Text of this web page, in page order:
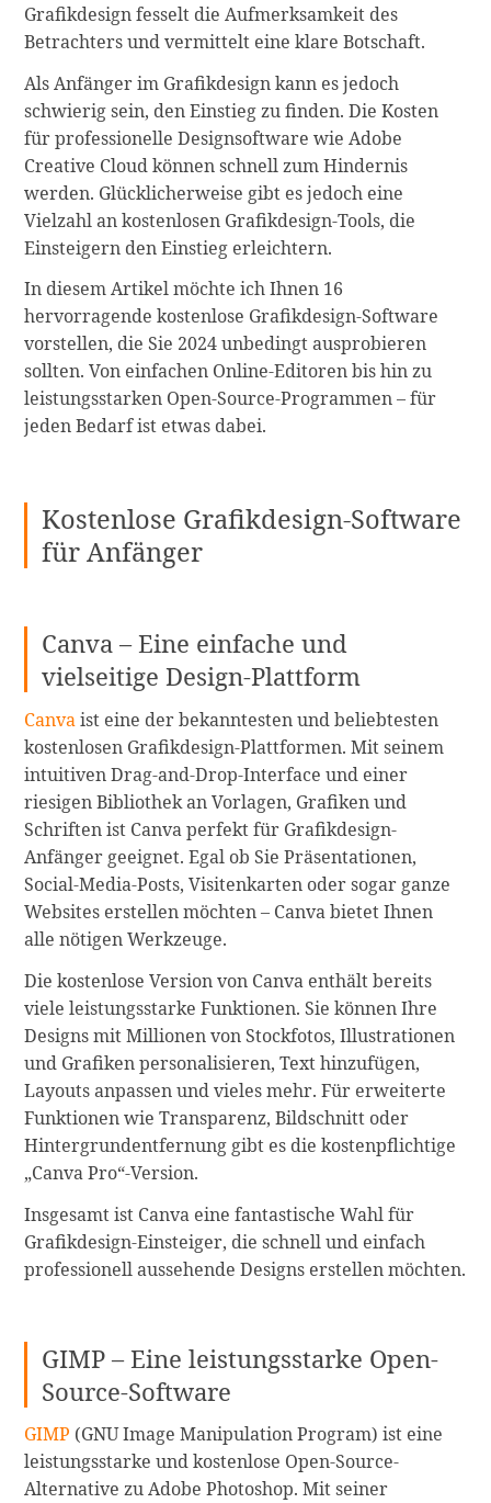
Grafikdesign fesselt die Aufmerksamkeit des
Betrachters und vermittelt eine klare Botschaft.
Als Anfänger im Grafikdesign kann es jedoch
schwierig sein, den Einstieg zu finden. Die Kosten
für professionelle Designsoftware wie Adobe
Creative Cloud können schnell zum Hindernis
werden. Glücklicherweise gibt es jedoch eine
Vielzahl an kostenlosen Grafikdesign-Tools, die
Einsteigern den Einstieg erleichtern.
In diesem Artikel möchte ich Ihnen 16
hervorragende kostenlose Grafikdesign-Software
vorstellen, die Sie 2024 unbedingt ausprobieren
sollten. Von einfachen Online-Editoren bis hin zu
leistungsstarken Open-Source-Programmen – für
jeden Bedarf ist etwas dabei.
Kostenlose Grafikdesign-Software
für Anfänger
Canva – Eine einfache und
vielseitige Design-Plattform
Canvaist eine der bekanntesten und beliebtesten
kostenlosen Grafikdesign-Plattformen. Mit seinem
intuitiven Drag-and-Drop-Interface und einer
riesigen Bibliothek an Vorlagen, Grafiken und
Schriften ist Canva perfekt für Grafikdesign-
Anfänger geeignet. Egal ob Sie Präsentationen,
Social-Media-Posts, Visitenkarten oder sogar ganze
Websites erstellen möchten – Canva bietet Ihnen
alle nötigen Werkzeuge.
Die kostenlose Version von Canva enthält bereits
viele leistungsstarke Funktionen. Sie können Ihre
Designs mit Millionen von Stockfotos, Illustrationen
und Grafiken personalisieren, Text hinzufügen,
Layouts anpassen und vieles mehr. Für erweiterte
Funktionen wie Transparenz, Bildschnitt oder
Hintergrundentfernung gibt es die kostenpflichtige
„Canva Pro“-Version.
Insgesamt ist Canva eine fantastische Wahl für
Grafikdesign-Einsteiger, die schnell und einfach
professionell aussehende Designs erstellen möchten.
GIMP – Eine leistungsstarke Open-
Source-Software
GIMP (GNU Image Manipulation Program) ist eine
leistungsstarke und kostenlose Open-Source-
Alternative zu Adobe Photoshop. Mit seiner